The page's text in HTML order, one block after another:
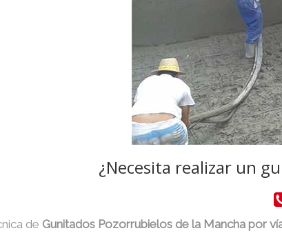
¿Necesita realizar un
de Gunitados Pozorrubielos de la Mancha por